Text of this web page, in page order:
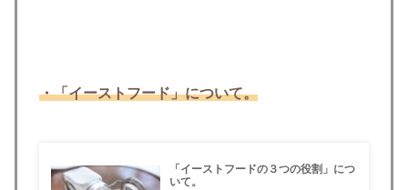
・「イーストフード」について。
「イーストフードの３つの役割」につ
いて。